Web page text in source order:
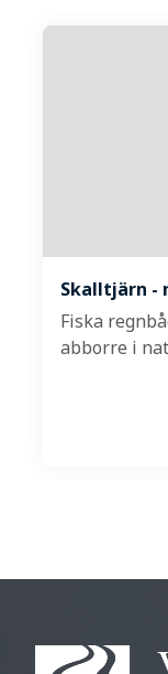
Skalltjärn -
Fiska
abborre i